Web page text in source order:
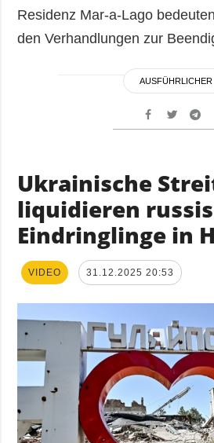
Residenz Mar-a-Lago
den Verhandlungen zur
AUSFÜHRLICHER
Ukrainische
liquidieren
Eindringlinge in
VIDEO 31.12.2025 20:53